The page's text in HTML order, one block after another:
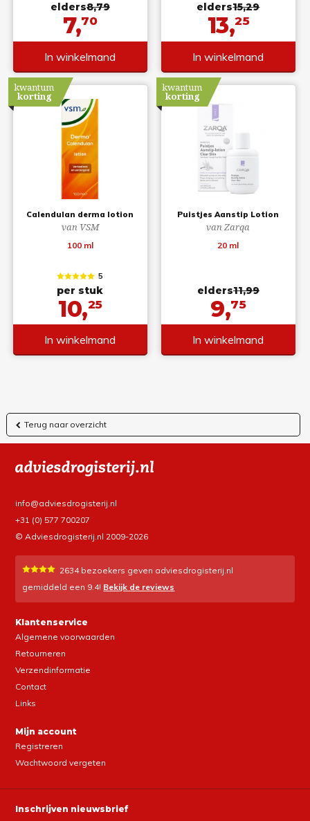
elders8,79
7,70
In winkelmand
elders15,29
13,25
In winkelmand
Calendulan derma lotion
van VSM
100 ml
kwantum
korting
5
per stuk
10,25
In winkelmand
Puistjes Aanstip Lotion
van Zarqa
20 ml
kwantum
korting
elders11,99
9,75
In winkelmand
Terug naar overzicht
info@adviesdrogisterij.nl
+31 (0) 577 700207
© Adviesdrogisterij.nl 2009-2026
2634bezoekers geven adviesdrogisterij.nl
gemiddeld een 9.4! Bekijk de reviews
Klantenservice
Algemene voorwaarden
Retourneren
Verzendinformatie
Contact
Links
Mijn account
Registreren
Wachtwoord vergeten
Inschrijven nieuwsbrief